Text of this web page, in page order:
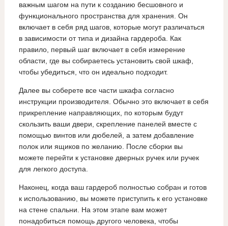
важным шагом на пути к созданию бесшовного и
функционального пространства для хранения. Он
включает в себя ряд шагов, которые могут различаться
в зависимости от типа и дизайна гардероба. Как
правило, первый шаг включает в себя измерение
области, где вы собираетесь установить свой шкаф,
чтобы убедиться, что он идеально подходит.
Далее вы соберете все части шкафа согласно
инструкции производителя. Обычно это включает в себя
прикрепление направляющих, по которым будут
скользить ваши двери, скрепление панелей вместе с
помощью винтов или дюбелей, а затем добавление
полок или ящиков по желанию. После сборки вы
можете перейти к установке дверных ручек или ручек
для легкого доступа.
Наконец, когда ваш гардероб полностью собран и готов
к использованию, вы можете приступить к его установке
на стене спальни. На этом этапе вам может
понадобиться помощь другого человека, чтобы